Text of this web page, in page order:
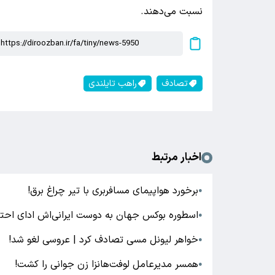
نسبت می‌دهند.
تصادف راهب تایلندی
اخبار مرتبط
●برخورد هواپیمای مسافربری با تیر چراغ برق!
●اسطوره بوکس جهان به دوست ایرانی‌اش ادای
●خواهر لیونل مسی تصادف کرد | عروسی لغو شد!
●همسر مدیرعامل لوفت‌هانزا زن جوانی را کشت!